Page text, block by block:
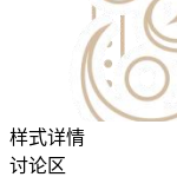
样式详情
讨论区